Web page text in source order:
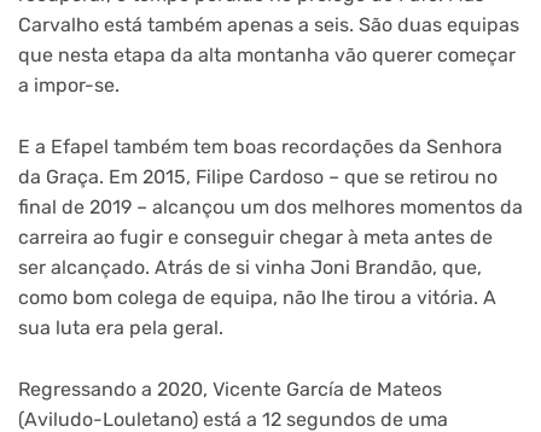
Carvalho está também apenas a seis. São duas equipas
que nesta etapa da alta montanha vão querer começar
a impor-se.
E a Efapel também tem boas recordações da Senhora
da Graça. Em 2015, Filipe Cardoso – que se retirou no
final de 2019 – alcançou um dos melhores momentos da
carreira ao fugir e conseguir chegar à meta antes de
ser alcançado. Atrás de si vinha Joni Brandão, que,
como bom colega de equipa, não lhe tirou a vitória. A
sua luta era pela geral.
Regressando a 2020, Vicente García de Mateos
(Aviludo-Louletano) está a 12 segundos de uma